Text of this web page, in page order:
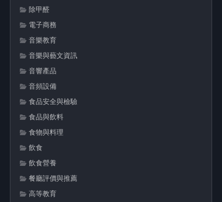
除甲醛
電子商務
音樂教育
音樂與藝文資訊
音響產品
音頻設備
食品安全與檢驗
食品與飲料
食物與料理
飲食
飲食營養
餐廳評價與推薦
高等教育